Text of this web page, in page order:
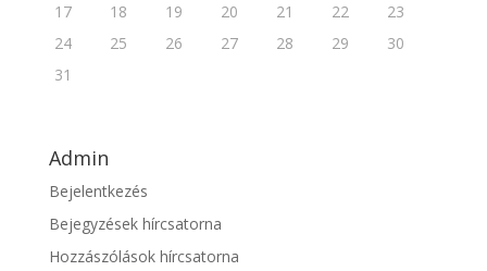
17
18 19 20 21 22
23
24
25 26 27 28 29
30
31
Admin
Bejelentkezés
Bejegyzések hírcsatorna
Hozzászólások hírcsatorna